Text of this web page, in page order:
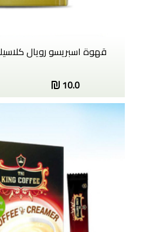
قهوة اسبريسو رويال كلاسيك
10.0